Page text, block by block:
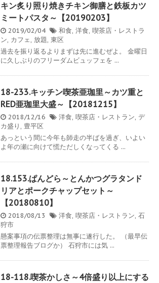
キン炙り照り焼きチキン御膳と鉄板カツ
ミートパスタ～【20190203】
2019/02/04 和食, 洋食, 喫茶店・レストラ
ン, カフェ, 放題, 東区
過去を振り返るよりまずは先に進むぜよ。 金曜日
に久しぶりのフリーダムビュッフェを ...
18-233.キッチン喫茶亜珈里～カツ重と
RED亜珈里大盛～【20181215】
2018/12/16 洋食, 喫茶店・レストラン, デ
カ盛り , 豊平区
あっという間に今年も師走の半ばを過ぎ、いよい
よ年の瀬に向けて慌ただしくなってくる ...
18.153.ぱんどら～とんかつグラタンド
リアとポークチャップセット～
【20180810】
2018/08/13 洋食, 喫茶店・レストラン, 石
狩市
懸案事項の伝票整理は無事に遂行した。 （最早伝
票整理報告ブログか） 石狩市には気 ...
18-118.喫茶かしさ～4倍盛り以上にする